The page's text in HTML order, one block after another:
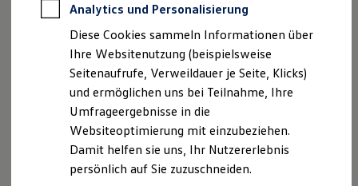
Autokredit mit Schlussrate
Versicherungen und Garantien
Kfz-Versicherung
Restschuldversicherungen
Garantien
Wartungsverträge
Geschäftskunden
Professional Class bei Volkswagen
Großkunden
Behörden
Direktkunden
Sonderfahrzeuge
, 1 von 3 , 2 von 3 , 3 von 3
Analytics und Personalisierung
Diese Cookies sammeln Informationen über
Ihre Websitenutzung (beispielsweise
Seitenaufrufe, Verweildauer je Seite, Klicks)
und ermöglichen uns bei Teilnahme, Ihre
Umfrageergebnisse in die
Websiteoptimierung mit einzubeziehen.
Damit helfen sie uns, Ihr Nutzererlebnis
persönlich auf Sie zuzuschneiden.